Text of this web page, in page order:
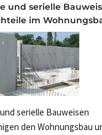
und serielle
im
serielle Bauweisen
den Wohnungsbau